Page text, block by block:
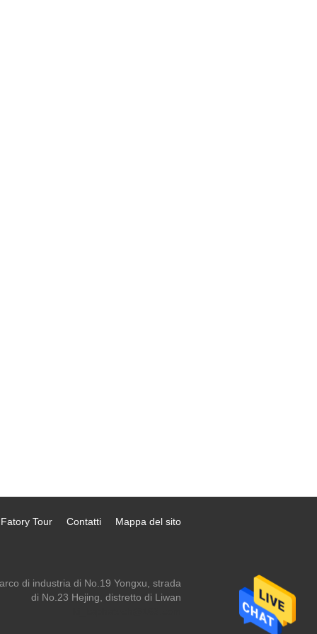
Mappa del sito
Contatti
Fatory Tour
di industria di No.19 Yongxu, strada
di No.23 Hejing, distretto di Liwan